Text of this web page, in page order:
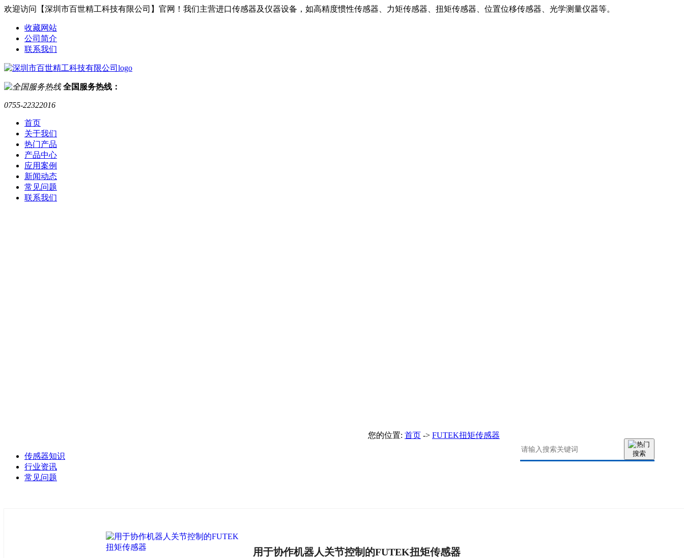
欢迎访问【深圳市百世精工科技有限公司】官网！我们主营进口传感器及仪器设备，如高精度惯性传感器、力矩传感器、扭矩传感器、位置位移传感器、光学测量仪器等。
收藏网站
公司简介
联系我们
全国服务热线：
0755-22322016
首页
关于我们
热门产品
产品中心
应用案例
新闻动态
常见问题
联系我们
您的位置: 首页 -> FUTEK扭矩传感器
传感器知识
行业资讯
常见问题
用于协作机器人关节控制的FUTEK扭矩传感器